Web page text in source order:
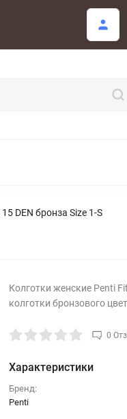
DEN бронза Size 1-S
Колготки женские Penti
колготки бронзового
0
Характеристики
Бренд:
Penti